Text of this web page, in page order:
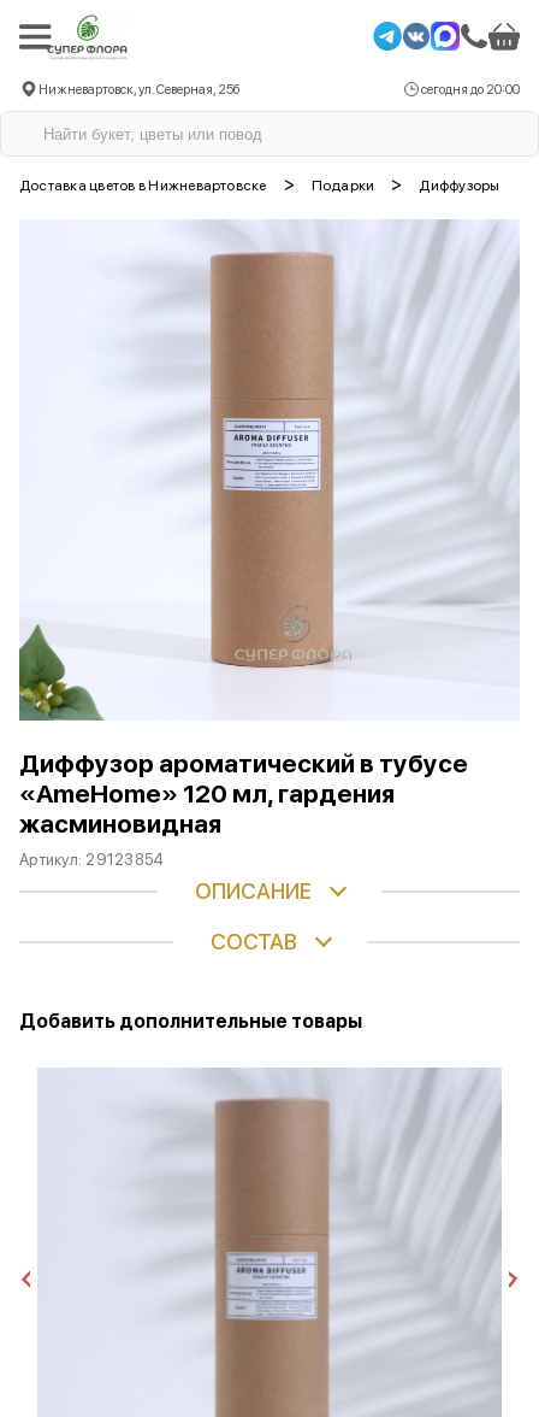
Нижневартовск, ул. Северная, 25б сегодня до 20:00
Доставка цветов в Нижневартовске > Подарки > Диффузоры
Диффузор ароматический в тубусе
«AmeHome» 120 мл, гардения
жасминовидная
Артикул: 29123854
ОПИСАНИЕ
СОСТАВ
Добавить дополнительные товары